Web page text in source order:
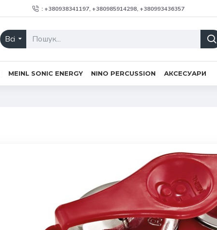
: +380938341197, +380985914298, +380993436357
Всі
MEINL SONIC ENERGY NINO PERCUSSION АКСЕСУАРИ